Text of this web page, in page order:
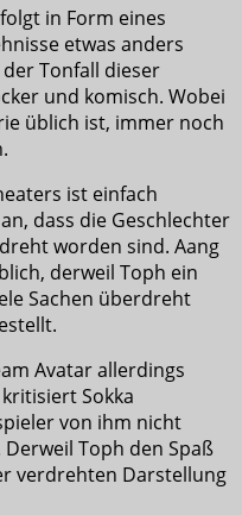
in Form eines
etwas anders
Tonfall dieser
und komisch. Wobei
üblich ist, immer noch
ist einfach
dass die Geschlechter
worden sind. Aang
derweil Toph ein
Sachen überdreht
Avatar allerdings
Sokka
von ihm nicht
Toph den Spaß
verdrehten Darstellung